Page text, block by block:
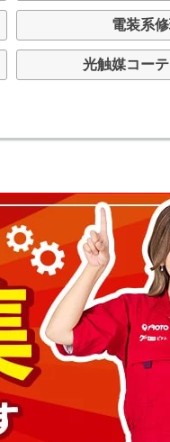
電装系
光触媒コー